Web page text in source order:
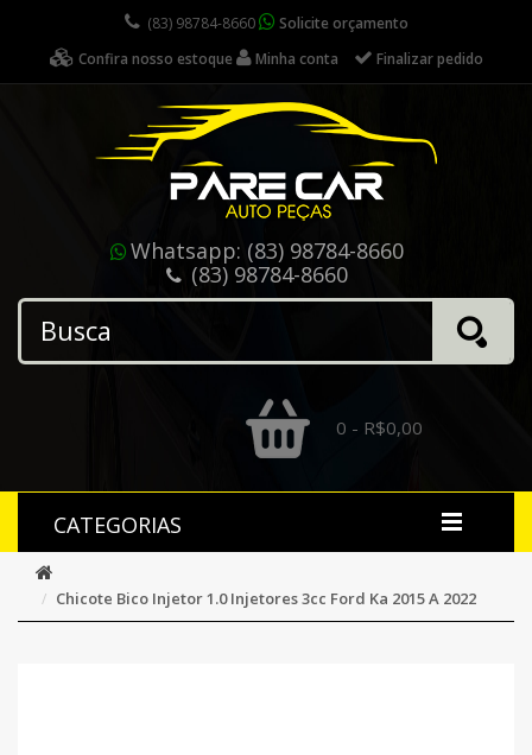
(83) 98784-8660
Solicite orçamento
Confira nosso estoque
Minha conta Finalizar pedido
Whatsapp: (83) 98784-8660
(83) 98784-8660
0 - R$0,00
CATEGORIAS
Chicote Bico Injetor 1.0 Injetores 3cc Ford Ka 2015 A 2022